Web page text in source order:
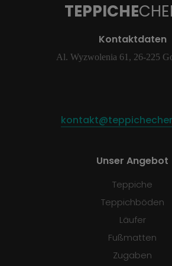
TEPPICHE
Kontaktdaten
Al. Wyzwolenia 61, 26-225
Unser Angebot
Teppiche
Teppichböden
Läufer
Fußmatten
Zugaben